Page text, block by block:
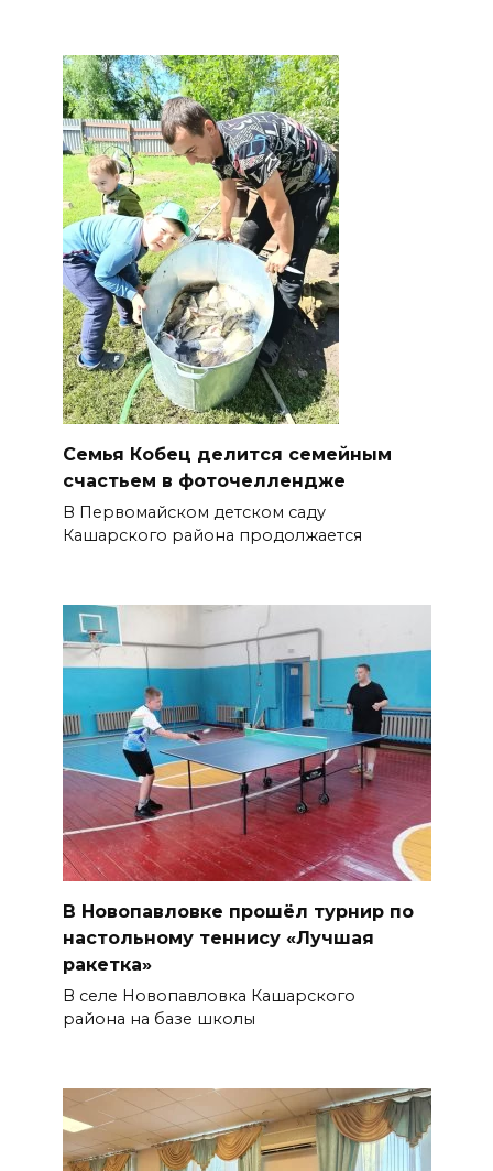
Семья Кобец делится семейным
счастьем в фоточеллендже
В Первомайском детском саду
Кашарского района продолжается
В Новопавловке прошёл турнир по
настольному теннису «Лучшая
ракетка»
В селе Новопавловка Кашарского
района на базе школы